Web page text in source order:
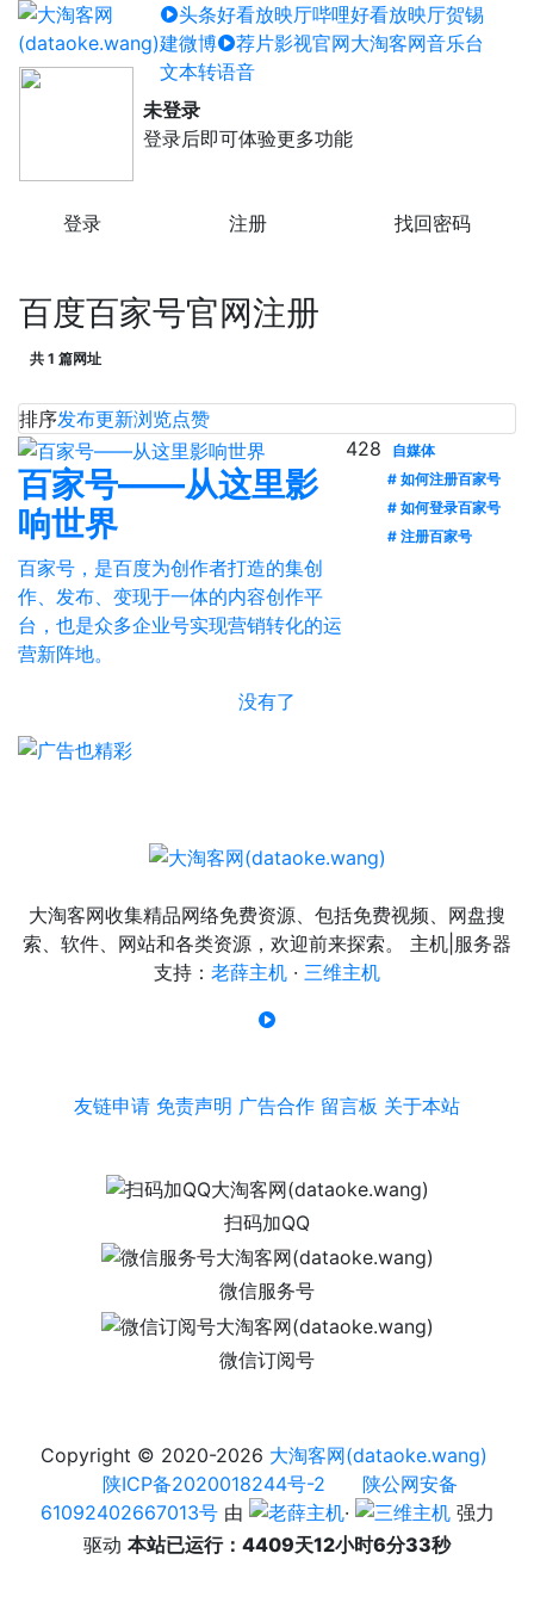
头条好看放映厅哔哩好看放映厅贺锡
建微博
荐片影视官网大淘客网音乐台
文本转语音
未登录
登录后即可体验更多功能
登录 注册 找回密码
百度百家号官网注册
共 1 篇网址
排序发布更新浏览点赞
百家号——从这里影
响世界
百家号，是百度为创作者打造的集创
作、发布、变现于一体的内容创作平
台，也是众多企业号实现营销转化的运
营新阵地。
428
自媒体
# 如何注册百家号
# 如何登录百家号
# 注册百家号
没有了
大淘客网收集精品网络免费资源、包括免费视频、网盘搜
索、软件、网站和各类资源，欢迎前来探索。 主机|服务器
支持： 老薛主机 · 三维主机
友链申请 免责声明 广告合作 留言板 关于本站
扫码加QQ
微信服务号
微信订阅号
Copyright © 2020-2026 大淘客网(dataoke.wang)
陕ICP备2020018244号-2
陕公网安备
61092402667013号由 ·
强力
驱动 本站已运行：4409天12小时6分33秒